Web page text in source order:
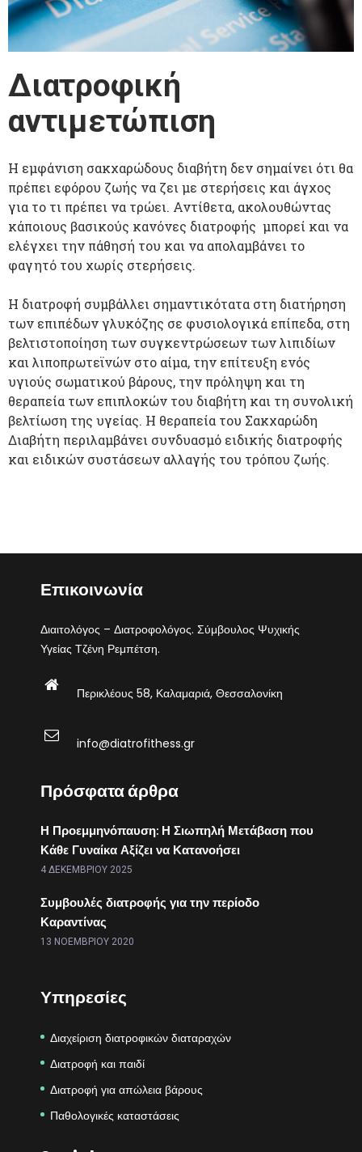
Διατροφική
αντιμετώπιση
Η εμφάνιση σακχαρώδους διαβήτη δεν σημαίνει ότι θα
πρέπει εφόρου ζωής να ζει με στερήσεις και άγχος
για το τι πρέπει να τρώει. Αντίθετα, ακολουθώντας
κάποιους βασικούς κανόνες διατροφής μπορεί και να
ελέγχει την πάθησή του και να απολαμβάνει το
φαγητό του χωρίς στερήσεις.
Η διατροφή συμβάλλει σημαντικότατα στη διατήρηση
των επιπέδων γλυκόζης σε φυσιολογικά επίπεδα, στη
βελτιστοποίηση των συγκεντρώσεων των λιπιδίων
και λιποπρωτεϊνών στο αίμα, την επίτευξη ενός
υγιούς σωματικού βάρους, την πρόληψη και τη
θεραπεία των επιπλοκών του διαβήτη και τη συνολική
βελτίωση της υγείας. Η θεραπεία του Σακχαρώδη
Διαβήτη περιλαμβάνει συνδυασμό ειδικής διατροφής
και ειδικών συστάσεων αλλαγής του τρόπου ζωής.
Επικοινωνία
Διαιτολόγος – Διατροφολόγος. Σύμβουλος Ψυχικής
Υγείας Τζένη Ρεμπέτση.
Περικλέους 58, Καλαμαριά, Θεσσαλονίκη
info@diatrofithess.gr
Πρόσφατα άρθρα
Η Προεμμηνόπαυση: Η Σιωπηλή Μετάβαση που
Κάθε Γυναίκα Αξίζει να Κατανοήσει
4 ΔΕΚΕΜΒΡΊΟΥ 2025
Συμβουλές διατροφής για την περίοδο
Καραντίνας
13 ΝΟΕΜΒΡΊΟΥ 2020
Υπηρεσίες
Διαχείριση διατροφικών διαταραχών
Διατροφή και παιδί
Διατροφή για απώλεια βάρους
Παθολογικές καταστάσεις